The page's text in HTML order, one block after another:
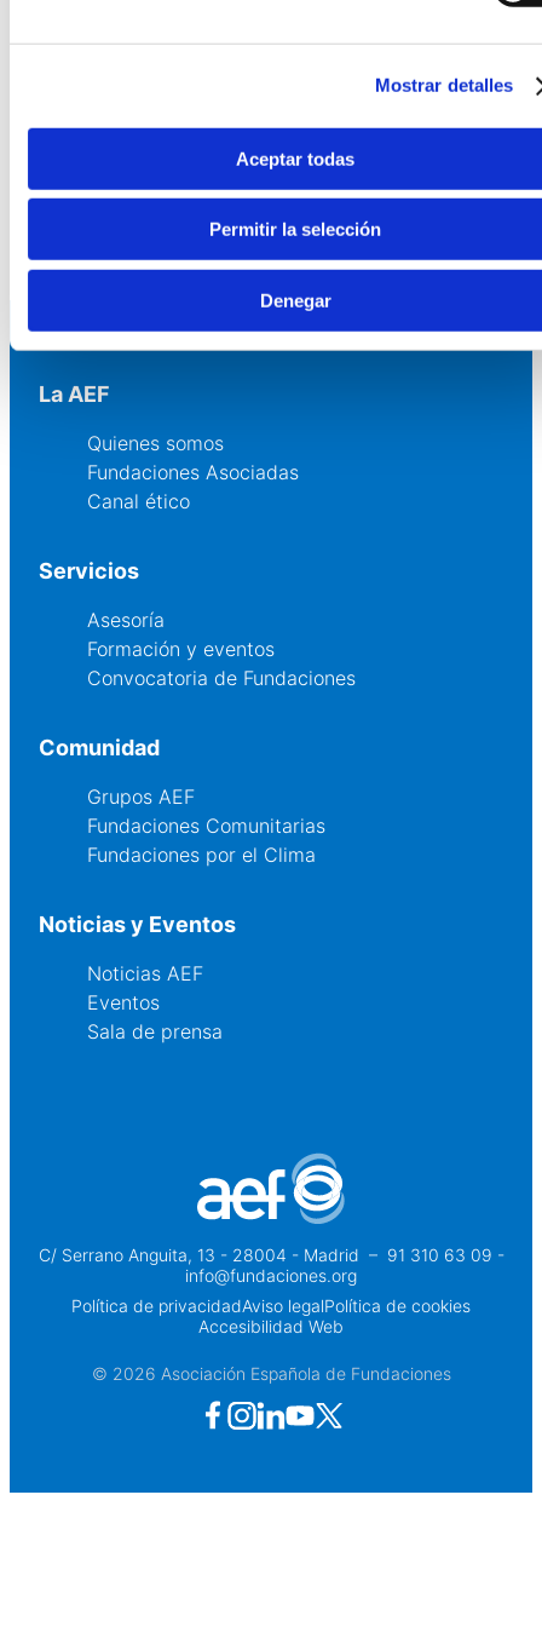
Mostrar detalles
Aceptar todas
Permitir la selección
Denegar
cuentas anuales.Finalmente, recordamos que los
Fundacionesestablecen que todas las fundaciones
socias deben hacer públicas sus cuentas anuales,
remitiéndonoslas para publicarlas en la web de la
La AEF
Quienes somos
Fundaciones Asociadas
Canal ético
Servicios
Asesoría
Formación y eventos
Convocatoria de Fundaciones
Comunidad
Grupos AEF
Fundaciones Comunitarias
Fundaciones por el Clima
Noticias y Eventos
Noticias AEF
Eventos
Sala de prensa
C/ Serrano Anguita, 13 - 28004 - Madrid – 91 310 63 09 -
info@fundaciones.org
Política de privacidadAviso legalPolítica de cookies
Accesibilidad Web
© 2026 Asociación Española de Fundaciones